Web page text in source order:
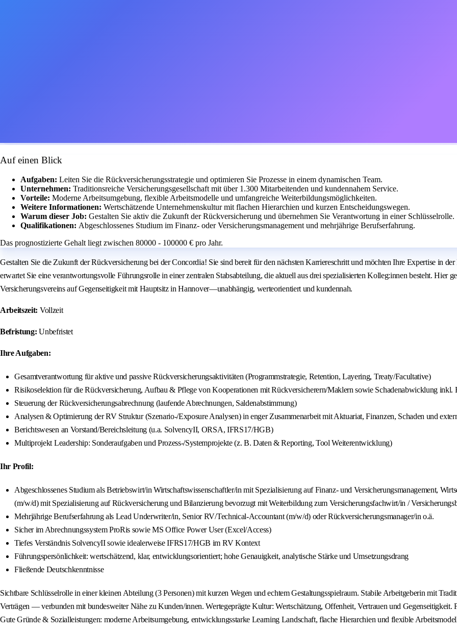
Auf einen Blick
Aufgaben: Leiten Sie die Rückversicherungsstrategie und optimieren Sie Prozesse in einem dynamischen Team.
Unternehmen: Traditionsreiche Versicherungsgesellschaft mit über 1.300 Mitarbeitenden und kundennahem Service.
Vorteile: Moderne Arbeitsumgebung, flexible Arbeitsmodelle und umfangreiche Weiterbildungsmöglichkeiten.
Weitere Informationen: Wertschätzende Unternehmenskultur mit flachen Hierarchien und kurzen Entscheidungswegen.
Warum dieser Job: Gestalten Sie aktiv die Zukunft der Rückversicherung und übernehmen Sie Verantwortung in einer Schlüsselrolle.
Qualifikationen: Abgeschlossenes Studium im Finanz- oder Versicherungsmanagement und mehrjährige Berufserfahrung.
Das prognostizierte Gehalt liegt zwischen 80000 - 100000 € pro Jahr.
Gestalten Sie die Zukunft der Rückversicherung bei der Concordia! Sie sind bereit für den nächsten Karriereschritt und möchten Ihre Expertise in
erwartet Sie eine verantwortungsvolle Führungsrolle in einer zentralen Stabsabteilung, die aktuell aus drei spezialisierten Kolleg:innen besteht. Hier
Versicherungsvereins auf Gegenseitigkeit mit Hauptsitz in Hannover—unabhängig, werteorientiert und kundennah.
Arbeitszeit: Vollzeit
Befristung: Unbefristet
Ihre Aufgaben:
Gesamtverantwortung für aktive und passive Rückversicherungsaktivitäten (Programmstrategie, Retention, Layering, Treaty/Facultative)
Risikoselektion für die Rückversicherung, Aufbau & Pflege von Kooperationen mit Rückversicherern/Maklern sowie Schadenabwicklung inkl.
Steuerung der Rückversicherungsabrechnung (laufende Abrechnungen, Saldenabstimmung)
Analysen & Optimierung der RV Struktur (Szenario-/Exposure Analysen) in enger Zusammenarbeit mit Aktuariat, Finanzen, Schaden und
Berichtswesen an Vorstand/Bereichsleitung (u.a. SolvencyII, ORSA, IFRS17/HGB)
Multiprojekt Leadership: Sonderaufgaben und Prozess-/Systemprojekte (z. B. Daten & Reporting, Tool Weiterentwicklung)
Ihr Profil:
Abgeschlossenes Studium als Betriebswirt/in Wirtschaftswissenschaftler/in mit Spezialisierung auf Finanz- und Versicherungsmanagement,
(m/w/d) mit Spezialisierung auf Rückversicherung und Bilanzierung bevorzugt mit Weiterbildung zum Versicherungsfachwirt/in /
Mehrjährige Berufserfahrung als Lead Underwriter/in, Senior RV/Technical-Accountant (m/w/d) oder Rückversicherungsmanager/in o.ä.
Sicher im Abrechnungssystem ProRis sowie MS Office Power User (Excel/Access)
Tiefes Verständnis SolvencyII sowie idealerweise IFRS17/HGB im RV Kontext
Führungspersönlichkeit: wertschätzend, klar, entwicklungsorientiert; hohe Genauigkeit, analytische Stärke und Umsetzungsdrang
Fließende Deutschkenntnisse
Sichtbare Schlüsselrolle in einer kleinen Abteilung (3 Personen) mit kurzen Wegen und echtem Gestaltungsspielraum. Stabile Arbeitgeberin mit
Verträgen — verbunden mit bundesweiter Nähe zu Kunden/innen. Wertegeprägte Kultur: Wertschätzung, Offenheit, Vertrauen und
Gute Gründe & Sozialleistungen: moderne Arbeitsumgebung, entwicklungsstarke Learning Landschaft, flache Hierarchien und flexible